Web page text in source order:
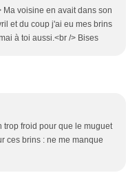
Ma voisine en avait dans son
et du coup j'ai eu mes brins
à toi aussi.<br /> Bises
trop froid pour que le muguet
ces brins : ne me manque